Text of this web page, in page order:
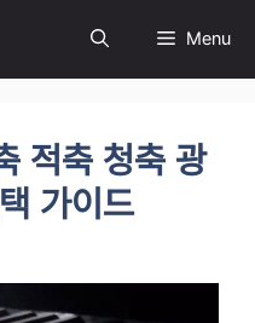
Menu
적축 청축 광
가이드